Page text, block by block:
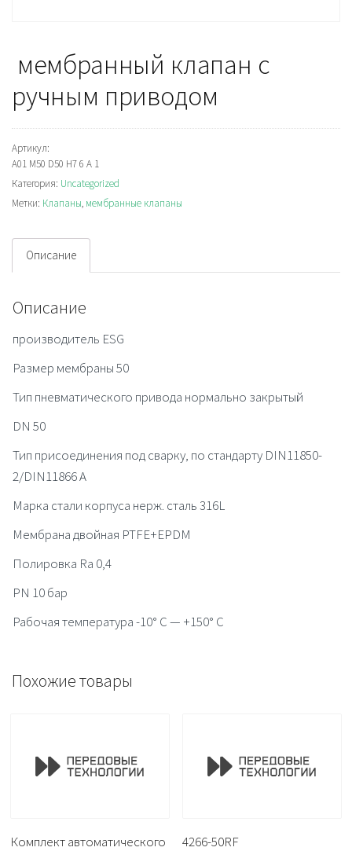
мембранный клапан с
ручным приводом
Артикул:
A01 M50 D50 H7 6 A 1
Категория: Uncategorized
Метки: Клапаны, мембранные клапаны
Описание
Описание
производитель ESG
Размер мембраны 50
Тип пневматического привода нормально закрытый
DN 50
Тип присоединения под сварку, по стандарту DIN11850-
2/DIN11866 A
Марка стали корпуса нерж. сталь 316L
Мембрана двойная PTFE+EPDM
Полировка Ra 0,4
PN 10 бар
Рабочая температура -10° C — +150° C
Похожие товары
Комплект автоматического
4266-50RF